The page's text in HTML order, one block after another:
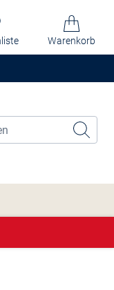
Warenkorb